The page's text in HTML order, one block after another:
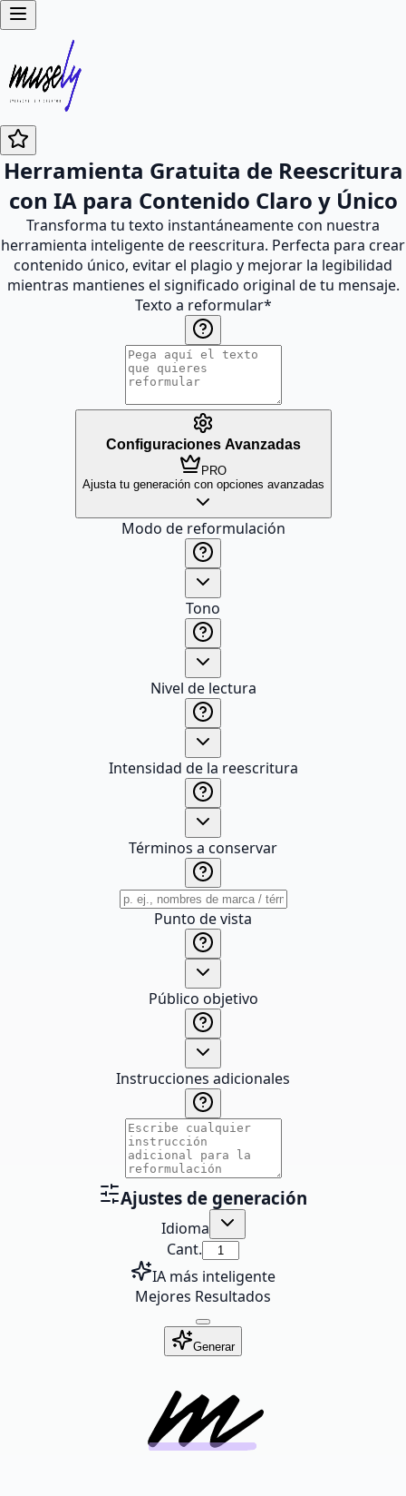
Herramienta Gratuita de Reescritura
con IA para Contenido Claro y Único
Transforma tu texto instantáneamente con nuestra
herramienta inteligente de reescritura. Perfecta para crear
contenido único, evitar el plagio y mejorar la legibilidad
mientras mantienes el significado original de tu mensaje.
Texto a reformular*
Configuraciones Avanzadas
PRO
Ajusta tu generación con opciones avanzadas
Modo de reformulación
Tono
Nivel de lectura
Intensidad de la reescritura
Términos a conservar
Punto de vista
Público objetivo
Instrucciones adicionales
Ajustes de generación
Idioma
Cant.
IA más inteligente
Mejores Resultados
Generar